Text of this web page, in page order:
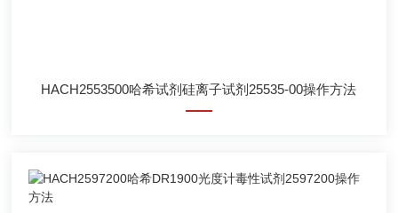
HACH2553500哈希试剂硅离子试剂25535-00操作方法